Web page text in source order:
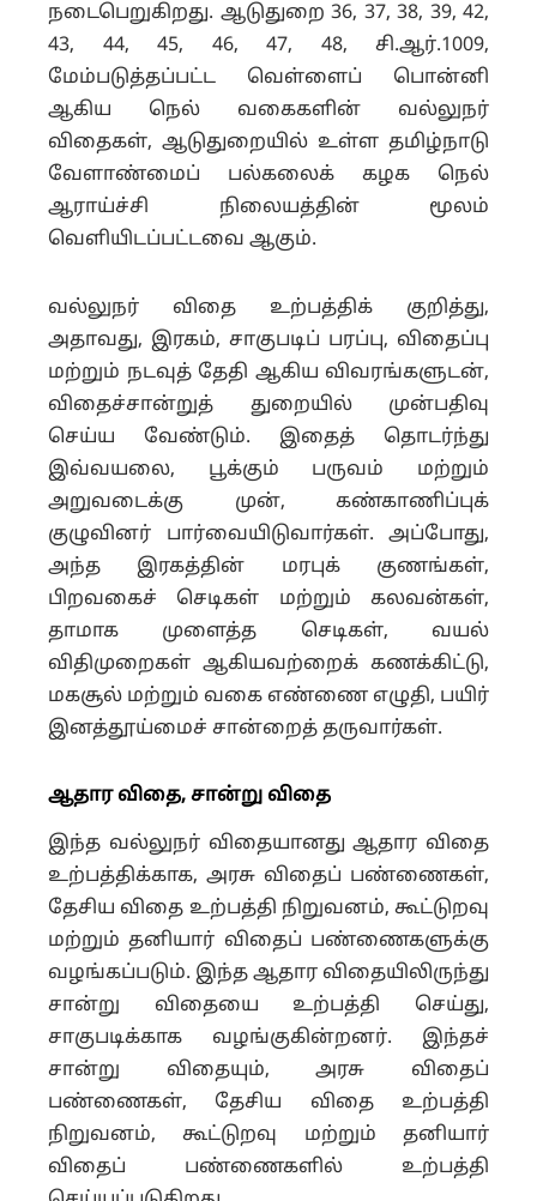
நடைபெறுகிறது. ஆடுதுறை 36, 37, 38, 39, 42,
43, 44, 45, 46, 47, 48, சி.ஆர்.1009,
மேம்படுத்தப்பட்ட வெள்ளைப் பொன்னி
ஆகிய நெல் வகைகளின் வல்லுநர்
விதைகள், ஆடுதுறையில் உள்ள தமிழ்நாடு
வேளாண்மைப் பல்கலைக் கழக நெல்
ஆராய்ச்சி நிலையத்தின் மூலம்
வெளியிடப்பட்டவை ஆகும்.
வல்லுநர் விதை உற்பத்திக் குறித்து,
அதாவது, இரகம், சாகுபடிப் பரப்பு, விதைப்பு
மற்றும் நடவுத் தேதி ஆகிய விவரங்களுடன்,
விதைச்சான்றுத் துறையில் முன்பதிவு
செய்ய வேண்டும். இதைத் தொடர்ந்து
இவ்வயலை, பூக்கும் பருவம் மற்றும்
அறுவடைக்கு முன், கண்காணிப்புக்
குழுவினர் பார்வையிடுவார்கள். அப்போது,
அந்த இரகத்தின் மரபுக் குணங்கள்,
பிறவகைச் செடிகள் மற்றும் கலவன்கள்,
தாமாக முளைத்த செடிகள், வயல்
விதிமுறைகள் ஆகியவற்றைக் கணக்கிட்டு,
மகசூல் மற்றும் வகை எண்ணை எழுதி, பயிர்
இனத்தூய்மைச் சான்றைத் தருவார்கள்.
ஆதார விதை, சான்று விதை
இந்த வல்லுநர் விதையானது ஆதார விதை
உற்பத்திக்காக, அரசு விதைப் பண்ணைகள்,
தேசிய விதை உற்பத்தி நிறுவனம், கூட்டுறவு
மற்றும் தனியார் விதைப் பண்ணைகளுக்கு
வழங்கப்படும். இந்த ஆதார விதையிலிருந்து
சான்று விதையை உற்பத்தி செய்து,
சாகுபடிக்காக வழங்குகின்றனர். இந்தச்
சான்று விதையும், அரசு விதைப்
பண்ணைகள், தேசிய விதை உற்பத்தி
நிறுவனம், கூட்டுறவு மற்றும் தனியார்
விதைப் பண்ணைகளில் உற்பத்தி